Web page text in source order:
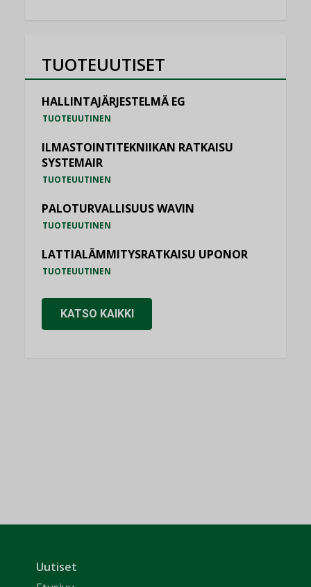
TUOTEUUTISET
HALLINTAJÄRJESTELMÄ EG
TUOTEUUTINEN
ILMASTOINTITEKNIIKAN RATKAISU
SYSTEMAIR
TUOTEUUTINEN
PALOTURVALLISUUS WAVIN
TUOTEUUTINEN
LATTIALÄMMITYSRATKAISU UPONOR
TUOTEUUTINEN
KATSO KAIKKI
Uutiset